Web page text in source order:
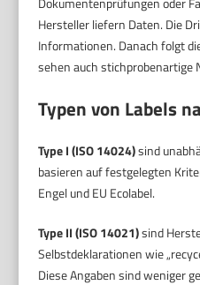
Hersteller liefern Daten. Die
Informationen. Danach folgt
sehen auch stichprobenartige
Typen von Labels
Type I (ISO 14024)sind
basieren auf festgelegten
Engel und EU Ecolabel.
Type II (ISO 14021)sind
Selbstdeklarationen wie
Diese Angaben sind weniger